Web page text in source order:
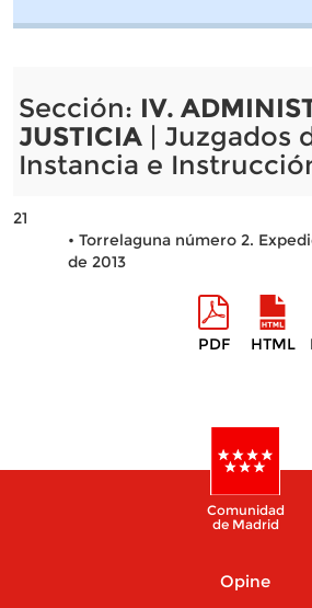
Sección: IV.
JUSTICIA| Juzgados
Instancia e
21
• Torrelaguna número 2.
de 2013
PDF HTML
Comunidad
de Madrid
Opine